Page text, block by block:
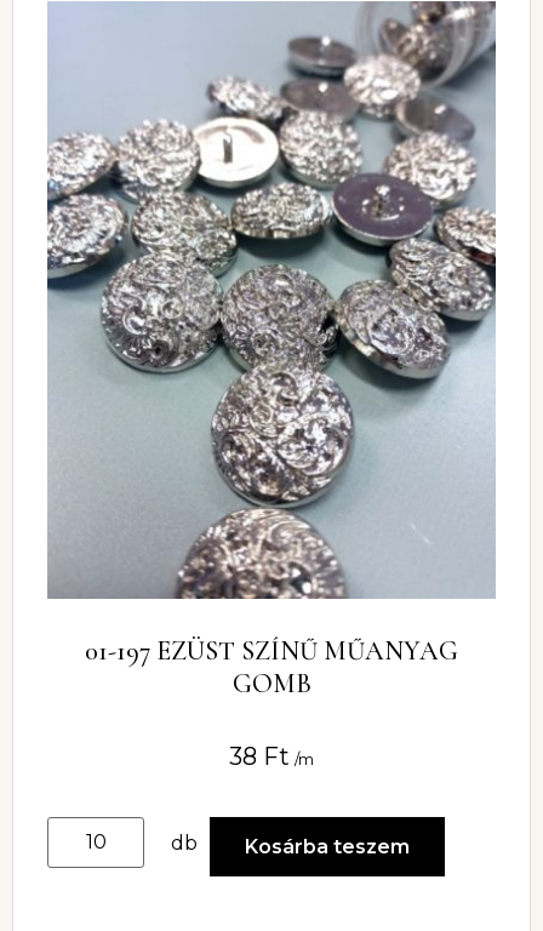
01-197 EZÜST SZÍNŰ MŰANYAG
GOMB
38 Ft /m
db Kosárba teszem